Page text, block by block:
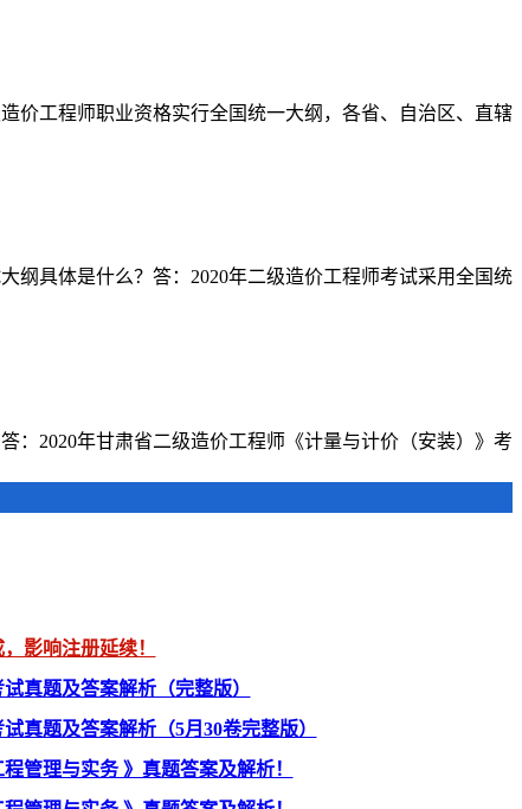
价工程师职业资格实行全国统一大纲，各省、自治区、直辖
纲具体是什么？答：2020年二级造价工程师考试采用全国统
：2020年甘肃省二级造价工程师《计量与计价（安装）》考
影响注册延续！
真题及答案解析（完整版）
真题及答案解析（5月30卷完整版）
管理与实务 》真题答案及解析！